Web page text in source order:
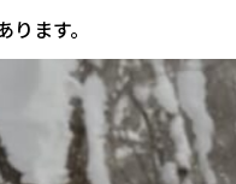
ます。